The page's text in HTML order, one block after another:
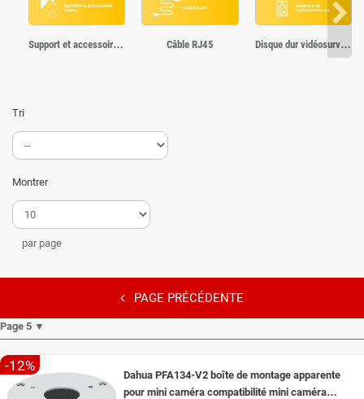
Support et accessoire caméra Câble RJ45 Disque dur vidéosurveillance
Tri
Montrer
par page
PAGE PRÉCÉDENTE
Page 5 ▼
-12%
Dahua PFA134-V2 boîte de montage apparente
pour mini caméra compatibilité mini caméra